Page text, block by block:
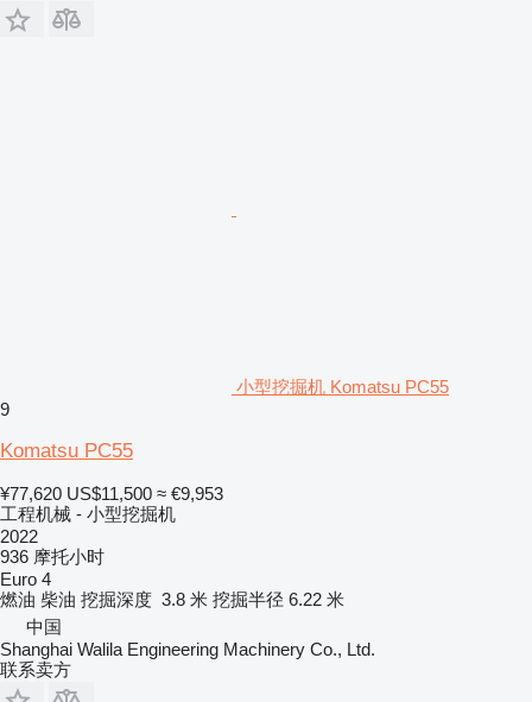
小型挖掘机 Komatsu PC55
9
Komatsu PC55
¥77,620 US$11,500 ≈ €9,953
工程机械 - 小型挖掘机
2022
936 摩托小时
Euro 4
燃油 柴油 挖掘深度 3.8 米 挖掘半径 6.22 米
中国
Shanghai Walila Engineering Machinery Co., Ltd.
联系卖方